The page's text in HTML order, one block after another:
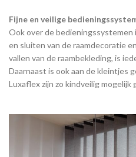
Fijne en veilige
Ook over de
en sluiten van de raamdecoratie
vallen van de raambekleding, is
Daarnaast is ook aan de kleintjes
Luxaflex zijn zo kindveilig mogelijk